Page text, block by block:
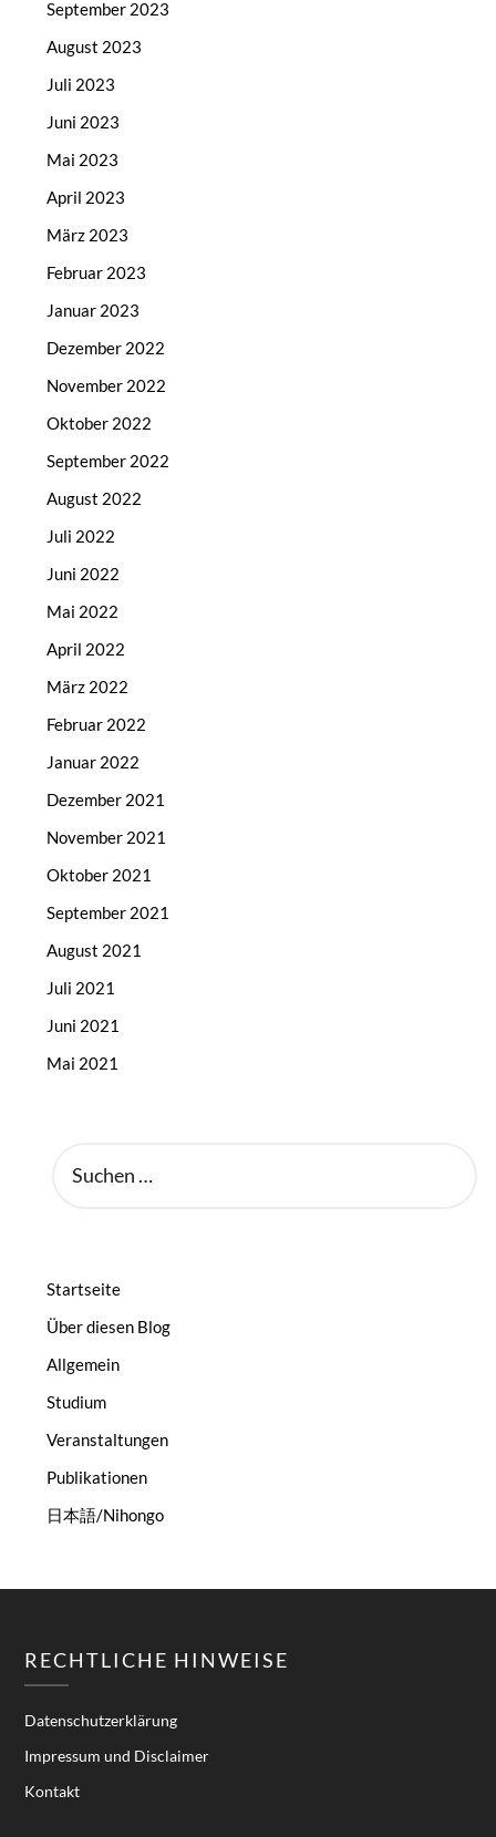
September 2023
August 2023
Juli 2023
Juni 2023
Mai 2023
April 2023
März 2023
Februar 2023
Januar 2023
Dezember 2022
November 2022
Oktober 2022
September 2022
August 2022
Juli 2022
Juni 2022
Mai 2022
April 2022
März 2022
Februar 2022
Januar 2022
Dezember 2021
November 2021
Oktober 2021
September 2021
August 2021
Juli 2021
Juni 2021
Mai 2021
NACH:
Startseite
Über diesen Blog
Allgemein
Studium
Veranstaltungen
Publikationen
日本語/Nihongo
RECHTLICHE HINWEISE
Datenschutzerklärung
Impressum und Disclaimer
Kontakt